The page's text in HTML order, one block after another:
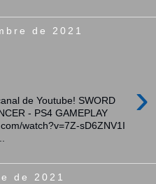
de 2021
›
de Youtube! SWORD
- PS4 GAMEPLAY
watch?v=7Z-sD6ZNV1I
de 2021